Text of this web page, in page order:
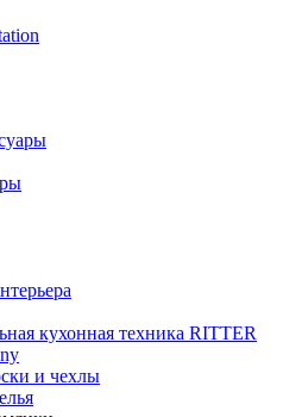
кухонная техника RITTER
и чехлы